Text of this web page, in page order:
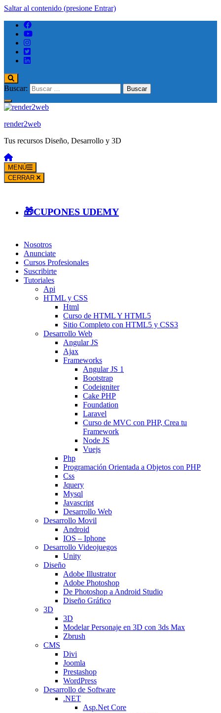
Saltar al contenido (presione Entrar)
Buscar:
render2web
Tus recursos Diseño, Desarrollo y 3D
MENÚ
CERRAR
🎁CUPONES UDEMY
Nosotros
Anunciate
Cursos Profesionales
Suscribirte
Tutoriales
Api
HTML y CSS
Html
Curso de HTML Y HTML5
Sitio Completo con HTML5 y CSS3
Desarrollo Web
Angular JS
Ajax
Frameworks
Angular JS 1
Bootstrap
Codeigniter
Cake PHP
Foundation
Laravel
Curso de MVC con PHP, Crea tu
Framework
Node JS
Vuejs
Php
Programación Orientada a Objetos con PHP
Css
Jquery
Mysql
Javascript
Desarrollo Web
Desarrollo Movil
Android
IOS – Iphone
Desarrollo Videojuegos
Unity
Diseño
Adobe Illustrator
Adobe Photoshop
De Photoshop a Android Studio
Diseño Gráfico
3D
3D
Modelar Personaje en 3D con 3ds Max
Zbrush
CMS
Divi
Joomla
Prestashop
WordPress
Desarrollo de Software
.NET
Asp.Net Core